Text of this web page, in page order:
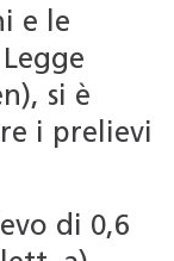
e le
si è
i prelievi
di 0,6